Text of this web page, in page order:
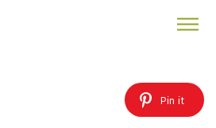
Pin it